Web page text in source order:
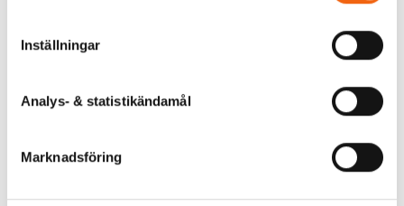
Inställningar
Analys- & statistikändamål
Marknadsföring